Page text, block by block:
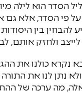
הסדר הוא לילה
פי הסדר, אלא גם
להבחין בין
ולחזק אותם,
נקרא כולנו את
נתן לנו את התורה
מה ערכה של